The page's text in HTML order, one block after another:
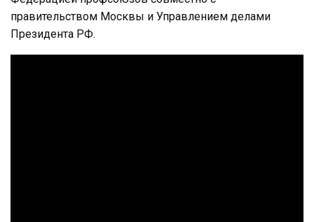
правительством Москвы и Управлением делами
Президента РФ.